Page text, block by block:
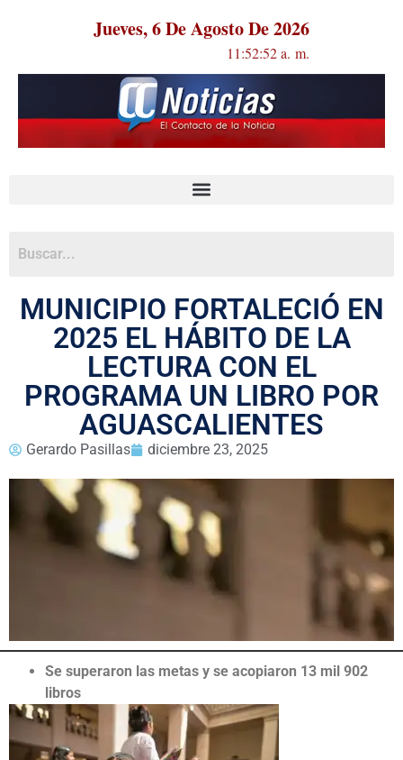
Jueves, 6 De Agosto De 2026
11:52:52 a. m.
MUNICIPIO FORTALECIÓ EN
2025 EL HÁBITO DE LA
LECTURA CON EL
PROGRAMA UN LIBRO POR
AGUASCALIENTES
Gerardo Pasillas diciembre 23, 2025
Se superaron las metas y se acopiaron 13 mil 902
libros